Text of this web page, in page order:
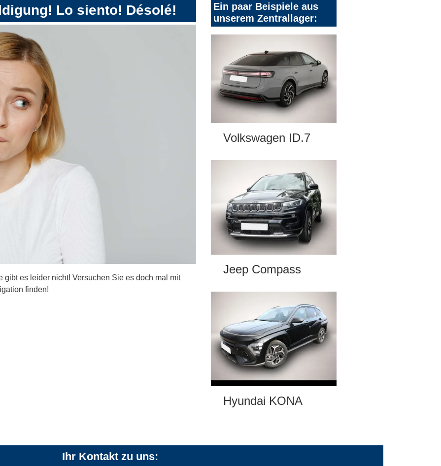
Lo siento! Désolé!
es leider nicht! Versuchen Sie es doch mal mit
finden!
Ein paar Beispiele aus
unserem Zentrallager:
Volkswagen ID.7
Jeep Compass
Hyundai KONA
Ihr Kontakt zu uns: